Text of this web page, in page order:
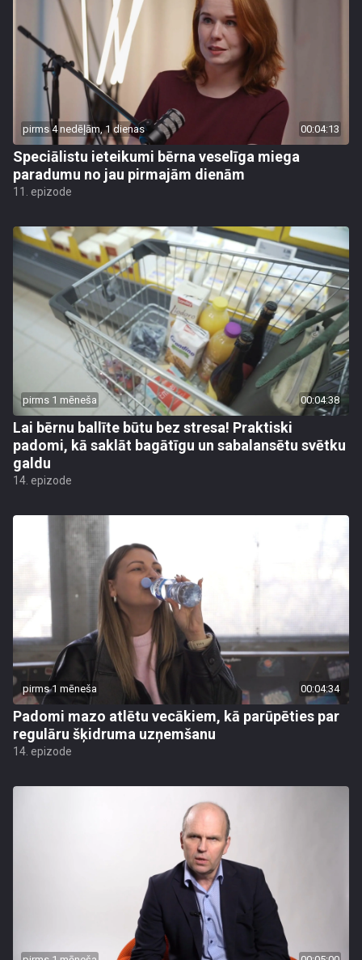
pirms 4 nedēļām, 1 dienas 00:04:13
Speciālistu ieteikumi bērna veselīga miega
paradumu no jau pirmajām dienām
11. epizode
pirms 1 mēneša 00:04:38
Lai bērnu ballīte būtu bez stresa! Praktiski
padomi, kā saklāt bagātīgu un sabalansētu svētku
galdu
14. epizode
pirms 1 mēneša 00:04:34
Padomi mazo atlētu vecākiem, kā parūpēties par
regulāru šķidruma uzņemšanu
14. epizode